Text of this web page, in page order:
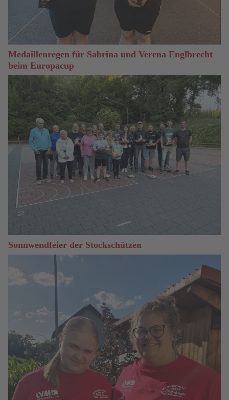
Medaillenregen für Sabrina und Verena Englbrecht
beim Europacup
Sonnwendfeier der Stockschützen